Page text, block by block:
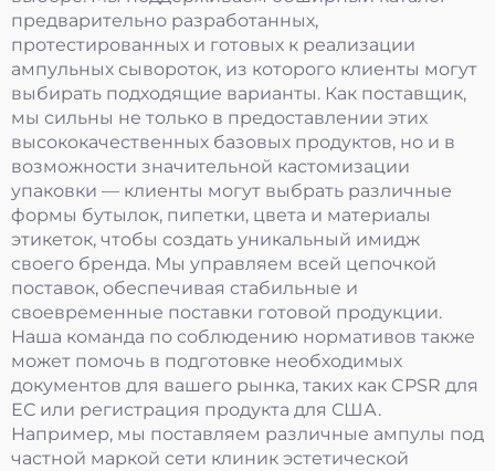
предварительно разработанных,
протестированных и готовых к реализации
ампульных сывороток, из которого клиенты могут
выбирать подходящие варианты. Как поставщик,
мы сильны не только в предоставлении этих
высококачественных базовых продуктов, но и в
возможности значительной кастомизации
упаковки — клиенты могут выбрать различные
формы бутылок, пипетки, цвета и материалы
этикеток, чтобы создать уникальный имидж
своего бренда. Мы управляем всей цепочкой
поставок, обеспечивая стабильные и
своевременные поставки готовой продукции.
Наша команда по соблюдению нормативов также
может помочь в подготовке необходимых
документов для вашего рынка, таких как CPSR для
ЕС или регистрация продукта для США.
Например, мы поставляем различные ампулы под
частной маркой сети клиник эстетической